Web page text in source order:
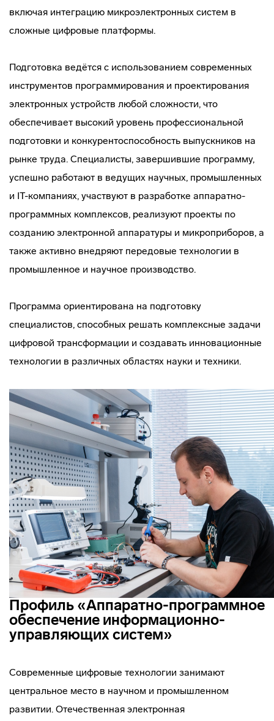
включая интеграцию микроэлектронных систем в
сложные цифровые платформы.
Подготовка ведётся с использованием современных
инструментов программирования и проектирования
электронных устройств любой сложности, что
обеспечивает высокий уровень профессиональной
подготовки и конкурентоспособность выпускников на
рынке труда. Специалисты, завершившие программу,
успешно работают в ведущих научных, промышленных
и IT-компаниях, участвуют в разработке аппаратно-
программных комплексов, реализуют проекты по
созданию электронной аппаратуры и микроприборов, а
также активно внедряют передовые технологии в
промышленное и научное производство.
Программа ориентирована на подготовку
специалистов, способных решать комплексные задачи
цифровой трансформации и создавать инновационные
технологии в различных областях науки и техники.
Профиль «Аппаратно-программное
обеспечение информационно-
управляющих систем»
Современные цифровые технологии занимают
центральное место в научном и промышленном
развитии. Отечественная электронная